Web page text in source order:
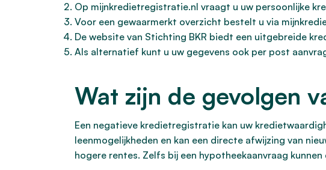
Op mijnkredietregistratie.nl vraagt u uw persoonlijke
Voor een gewaarmerkt overzicht bestelt u via
De website van Stichting BKR biedt een uitgebreide
Als alternatief kunt u uw gegevens ook per post
Wat zijn de gevolgen
Een negatieve kredietregistratie kan uw
leenmogelijkheden en kan een directe afwijzing van
hogere rentes. Zelfs bij een hypotheekaanvraag